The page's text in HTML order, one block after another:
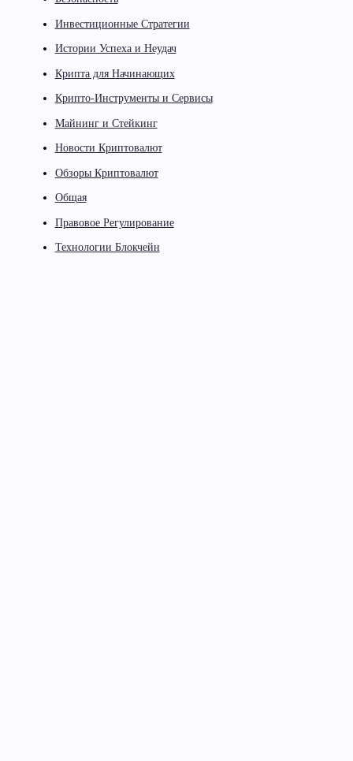
Инвестиционные Стратегии
Истории Успеха и Неудач
Крипта для Начинающих
Крипто-Инструменты и Сервисы
Майнинг и Стейкинг
Новости Криптовалют
Обзоры Криптовалют
Общая
Правовое Регулирование
Технологии Блокчейн